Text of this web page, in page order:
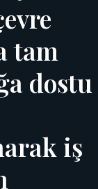
tam
dostu
iş